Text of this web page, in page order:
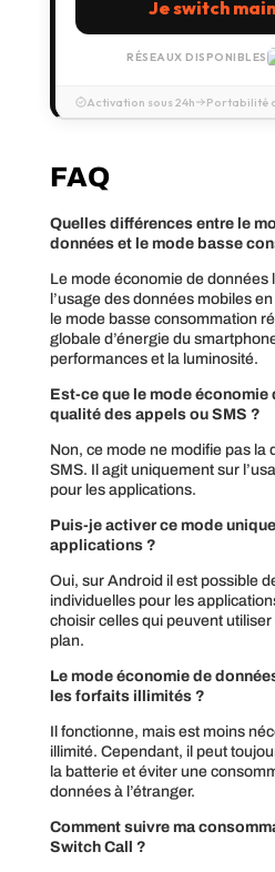
Je switch
RÉSEAUX DISPONIBLES
Activation sous 24h Portabilité
FAQ
Quelles différences entre le
données et le mode basse
Le mode économie de données
l’usage des données mobiles
le mode basse consommation
globale d’énergie du
performances et la luminosité.
Est-ce que le mode économie
qualité des appels ou SMS ?
Non, ce mode ne modifie pas la
SMS. Il agit uniquement sur
pour les applications.
Puis-je activer ce mode
applications ?
Oui, sur Android il est possible
individuelles pour les
choisir celles qui peuvent
plan.
Le mode économie de
les forfaits illimités ?
Il fonctionne, mais est moins
illimité. Cependant, il peut
la batterie et éviter une
données à l’étranger.
Comment suivre ma
Switch Call ?